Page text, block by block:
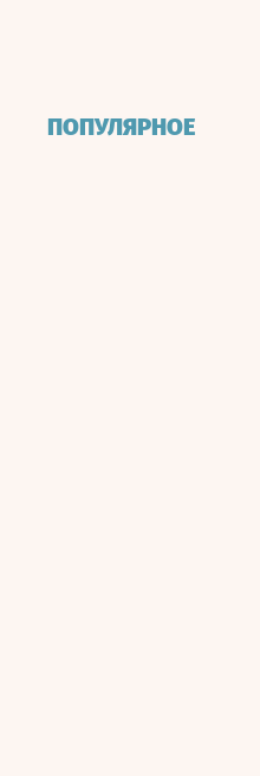
ПОПУЛЯРНОЕ